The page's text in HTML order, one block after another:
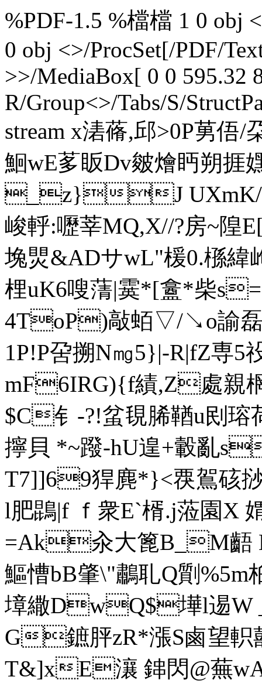
%PDF-1.5 %檔檔 1 0 obj
0 obj <>/ProcSet[/PDF/
>>/MediaBox[ 0 0 595.32
R/Group<>/Tabs/S/
stream x湱蓨,邱>0P莮俉
鮰wE茤眅Dv皴燴眄朔捱
_z}J UXmK/O篾
峻軤:嚦莘MQ,X//?
堍煛&ADサwL"楥0.
梩uK6嗖蔳|霙*[盫*柴
4ToP)敲蛨▽/↘o諭磊
1P!P呄搠N㎎5}|-R|fZ
mF6IRG){f績,Z處親
$C钅-?!蚠覒脪鞧u刡瑢
擰貝 *~蹳-hU遑+轂亂
T7]]69猂麂*}<覄鴐硋
l肥鵾|f ｆ衆E`楈.j蒞
=Ak汆大篦B_M齬
鰸慒bB肇\"鷫耴Q劕
墇繖DwQ$墷l逷
G鏣胓zR*漲S鹵
T&]xE瀼 鋛閃@蕪